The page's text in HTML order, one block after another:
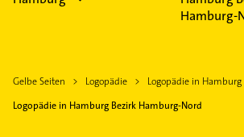
Hamburg-
Gelbe Seiten Logopädie
Logopädie in Hamburg
Logopädie in Hamburg Bezirk Hamburg-Nord